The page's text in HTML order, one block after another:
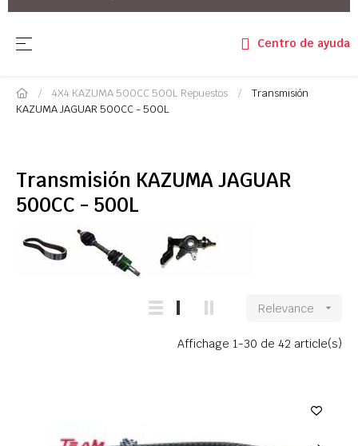
Navegación de palanca
☰ Centro de ayuda
4X4 KAZUMA 500CC 500L Repuestos
Transmisión
KAZUMA JAGUAR 500CC - 500L
Transmisión KAZUMA JAGUAR
500CC - 500L
Relevance 
Affichage 1-30 de 42 article(s)